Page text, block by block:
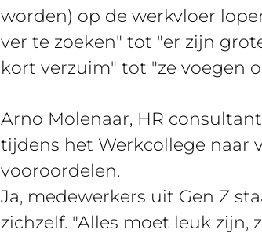
worden) op de werkvloer
ver te zoeken" tot "er zijn
kort verzuim" tot "ze voegen
Arno Molenaar, HR
tijdens het Werkcollege naar
vooroordelen.
Ja, medewerkers uit Gen Z
zichzelf. "Alles moet leuk zijn,